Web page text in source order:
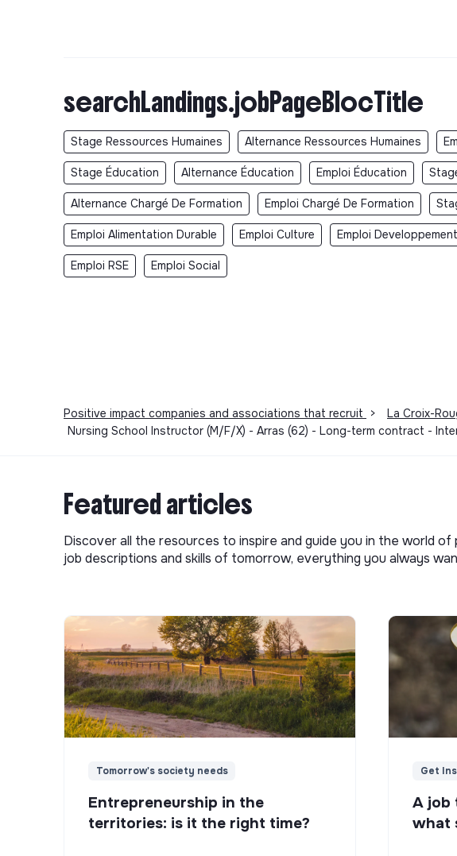
searchLandings.jobPageBlocTitle
Stage Ressources Humaines Alternance Ressources Humaines
Stage Éducation Alternance Éducation Emploi Éducation
Alternance Chargé De Formation Emploi Chargé De Formation
Emploi Alimentation Durable Emploi Culture Emploi
Emploi RSE Emploi Social
Positive impact companies and associations that recruit > La Croix-
Nursing School Instructor (M/F/X) - Arras (62) - Long-term contract -
Featured articles
Discover all the resources to inspire and guide you in the world of
job descriptions and skills of tomorrow, everything you always
Tomorrow's society needs
Entrepreneurship in the
territories: is it the right time?
Get
A job
what